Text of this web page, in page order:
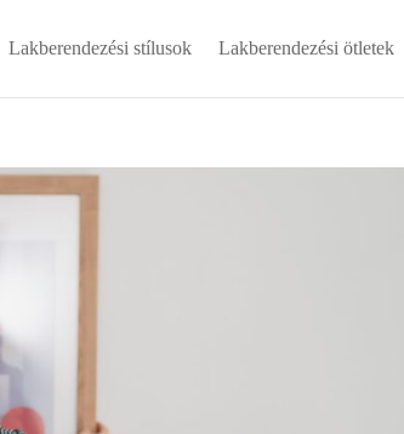
Lakberendezési stílusok Lakberendezési ötletek